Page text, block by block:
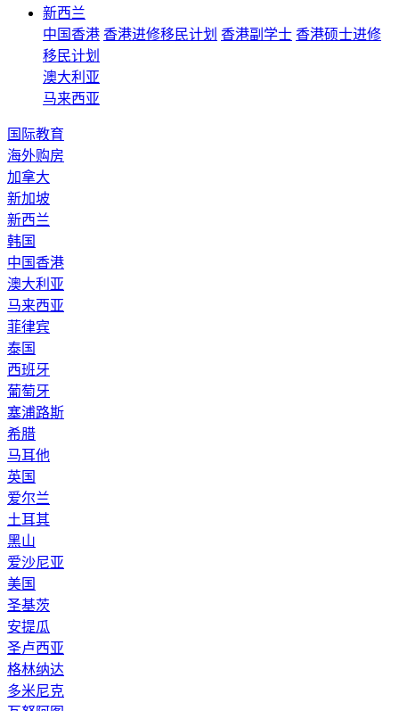
新西兰
中国香港 香港进修移民计划 香港副学士 香港硕士进修
移民计划
澳大利亚
马来西亚
国际教育
海外购房
加拿大
新加坡
新西兰
韩国
中国香港
澳大利亚
马来西亚
菲律宾
泰国
西班牙
葡萄牙
塞浦路斯
希腊
马耳他
英国
爱尔兰
土耳其
黑山
爱沙尼亚
美国
圣基茨
安提瓜
圣卢西亚
格林纳达
多米尼克